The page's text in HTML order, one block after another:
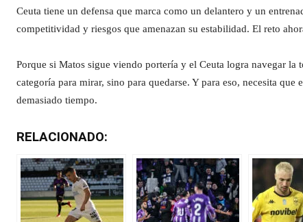
Ceuta tiene un defensa que marca como un delantero y un
competitividad y riesgos que amenazan su estabilidad. El reto
Porque si Matos sigue viendo portería y el Ceuta logra navegar la
categoría para mirar, sino para quedarse. Y para eso, necesita
demasiado tiempo.
RELACIONADO: